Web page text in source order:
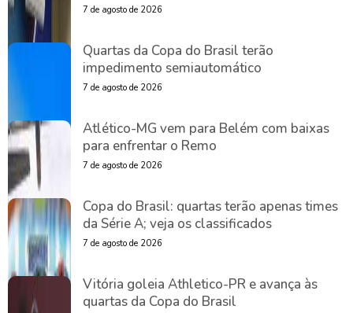
7 de agosto de 2026
Quartas da Copa do Brasil terão
impedimento semiautomático
7 de agosto de 2026
Atlético-MG vem para Belém com baixas
para enfrentar o Remo
7 de agosto de 2026
Copa do Brasil: quartas terão apenas times
da Série A; veja os classificados
7 de agosto de 2026
Vitória goleia Athletico-PR e avança às
quartas da Copa do Brasil